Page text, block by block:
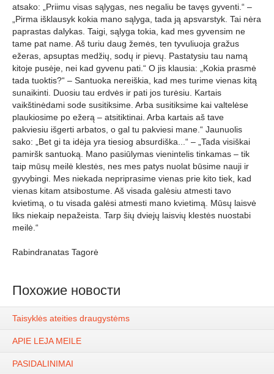
atsako: „Priimu visas sąlygas, nes negaliu be tavęs gyventi.“ –
„Pirma išklausyk kokia mano sąlyga, tada ją apsvarstyk. Tai nėra
paprastas dalykas. Taigi, sąlyga tokia, kad mes gyvensim ne
tame pat name. Aš turiu daug žemės, ten tyvuliuoja gražus
ežeras, apsuptas medžių, sodų ir pievų. Pastatysiu tau namą
kitoje pusėje, nei kad gyvenu pati.“ O jis klausia: „Kokia prasmė
tada tuoktis?“ – Santuoka nereiškia, kad mes turime vienas kitą
sunaikinti. Duosiu tau erdvės ir pati jos turėsiu. Kartais
vaikštinėdami sode susitiksime. Arba susitiksime kai valtelėse
plaukiosime po ežerą – atsitiktinai. Arba kartais aš tave
pakviesiu išgerti arbatos, o gal tu pakviesi mane.“ Jaunuolis
sako: „Bet gi ta idėja yra tiesiog absurdiška...“ – „Tada visiškai
pamiršk santuoką. Mano pasiūlymas vienintelis tinkamas – tik
taip mūsų meilė klestės, nes mes patys nuolat būsime nauji ir
gyvybingi. Mes niekada nepriprasime vienas prie kito tiek, kad
vienas kitam atsibostume. Aš visada galėsiu atmesti tavo
kvietimą, o tu visada galėsi atmesti mano kvietimą. Mūsų laisvė
liks niekaip nepažeista. Tarp šių dviejų laisvių klestės nuostabi
meilė.“
Rabindranatas Tagorė
Похожие новости
Taisyklės ateities draugystėms
APIE LEJA MEILE
PASIDALINIMAI